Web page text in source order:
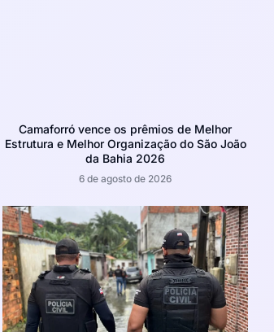
Camaforró vence os prêmios de Melhor
Estrutura e Melhor Organização do São João
da Bahia 2026
6 de agosto de 2026